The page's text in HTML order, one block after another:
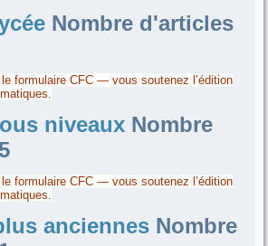
Nombre d'articles
formulaire CFC — vous soutenez l’édition
niveaux Nombre
formulaire CFC — vous soutenez l’édition
anciennes Nombre